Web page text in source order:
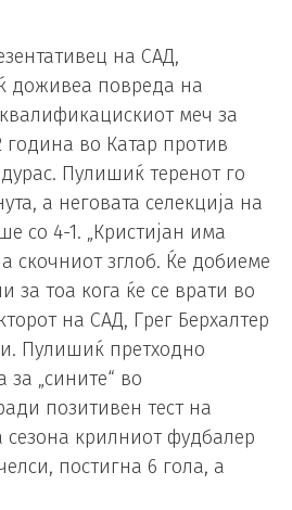
на САД,
доживеа повреда на
меч за
година во Катар против
Пулишиќ теренот го
а неговата селекција на
со 4-1. „Кристијан има
скочниот зглоб. Ќе добиеме
за тоа кога ќе се врати во
на САД, Грег Берхалтер
Пулишиќ претходно
„сините“ во
позитивен тест на
сезона крилниот фудбалер
постигна 6 гола, а